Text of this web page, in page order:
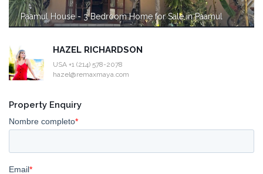
Paamul House - 3 Bedroom Home for Sale in Paamul
HAZEL RICHARDSON
USA +1 (214) 578-2078
hazel@remaxmaya.com
Property Enquiry